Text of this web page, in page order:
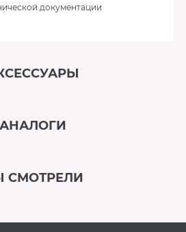
документации
АНАЛОГИ
СМОТРЕЛИ